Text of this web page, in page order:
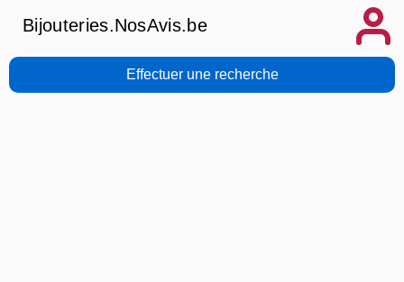
Bijouteries.NosAvis.be
Effectuer une recherche